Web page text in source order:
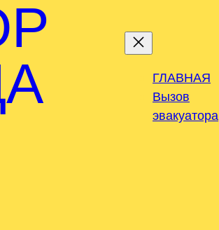
ГЛАВНАЯ
Вызов
эвакуатора